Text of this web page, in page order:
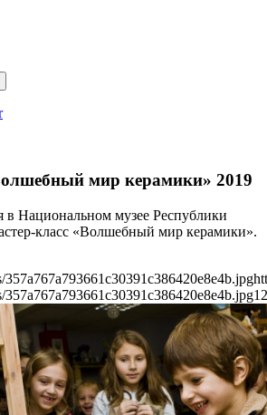
мир керамики» 2019
в Национальном музее Республики
класс «Волшебный мир керамики».
357a767a793661c30391c386420e8e4b.jpg
357a767a793661c30391c386420e8e4b.jpg